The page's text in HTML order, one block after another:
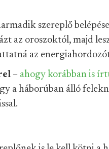
szereplő
az oroszoktól, majd
az
– ahogy korábban is
a háborúban álló